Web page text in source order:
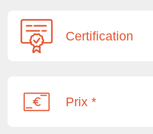
Certification
Prix *